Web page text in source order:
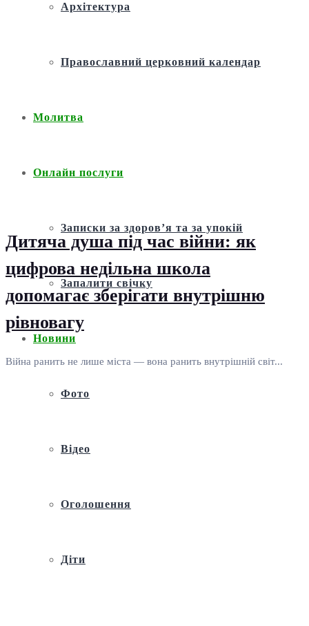
Архітектура
Православний церковний календар
Молитва
Онлайн послуги
Записки за здоров’я та за упокій
Запалити свічку
Новини
Фото
Відео
Оголошення
Діти
Дитяча душа під час війни: як
цифрова недільна школа
допомагає зберігати внутрішню
рівновагу
Війна ранить не лише міста — вона ранить внутрішній світ...